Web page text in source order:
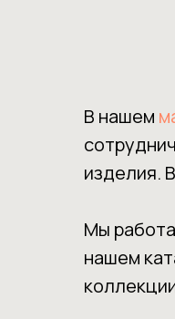
В нашем
изделия.
Мы
нашем